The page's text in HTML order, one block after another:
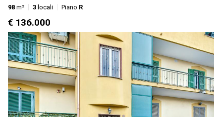
98 m² 3 locali Piano R
€ 136.000